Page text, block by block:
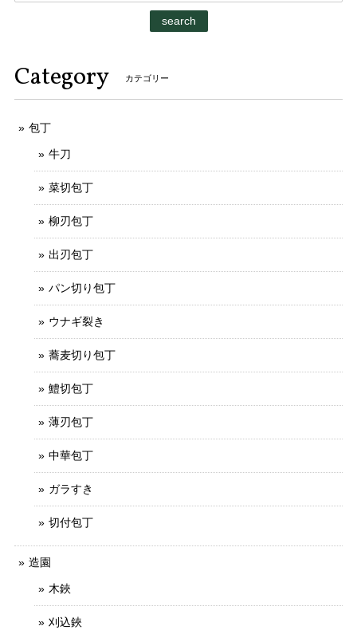
search
Category カテゴリー
包丁
牛刀
菜切包丁
柳刃包丁
出刃包丁
パン切り包丁
ウナギ裂き
蕎麦切り包丁
鱧切包丁
薄刃包丁
中華包丁
ガラすき
切付包丁
造園
木鋏
刈込鋏